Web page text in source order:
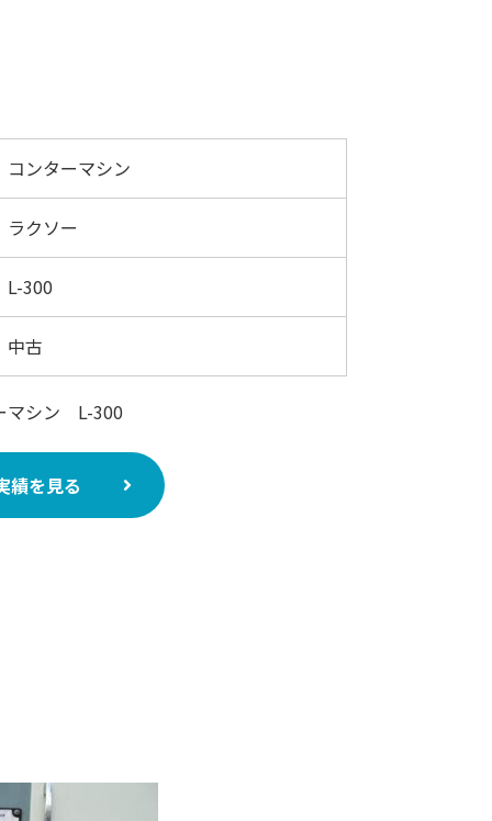
コンターマシン
ラクソー
L-300
中古
マシン L-300
績を見る